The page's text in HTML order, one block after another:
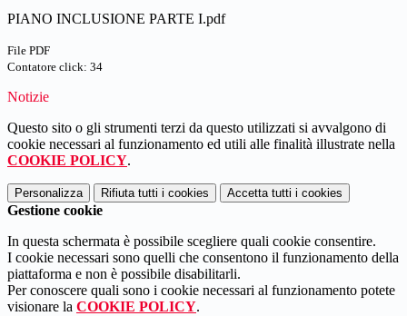
PIANO INCLUSIONE PARTE I.pdf
File PDF
Contatore click: 34
Notizie
Questo sito o gli strumenti terzi da questo utilizzati si avvalgono di
cookie necessari al funzionamento ed utili alle finalità illustrate nella
COOKIE POLICY.
Personalizza Rifiuta tutti i cookies Accetta tutti i cookies
Gestione cookie
In questa schermata è possibile scegliere quali cookie consentire.
I cookie necessari sono quelli che consentono il funzionamento della
piattaforma e non è possibile disabilitarli.
Per conoscere quali sono i cookie necessari al funzionamento potete
visionare la COOKIE POLICY.